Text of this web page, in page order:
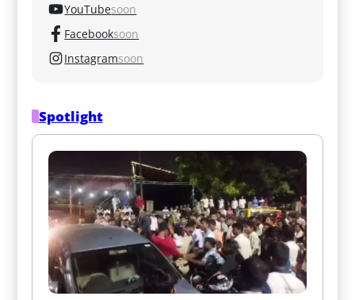
YouTubesoon
Facebooksoon
Instagramsoon
Spotlight